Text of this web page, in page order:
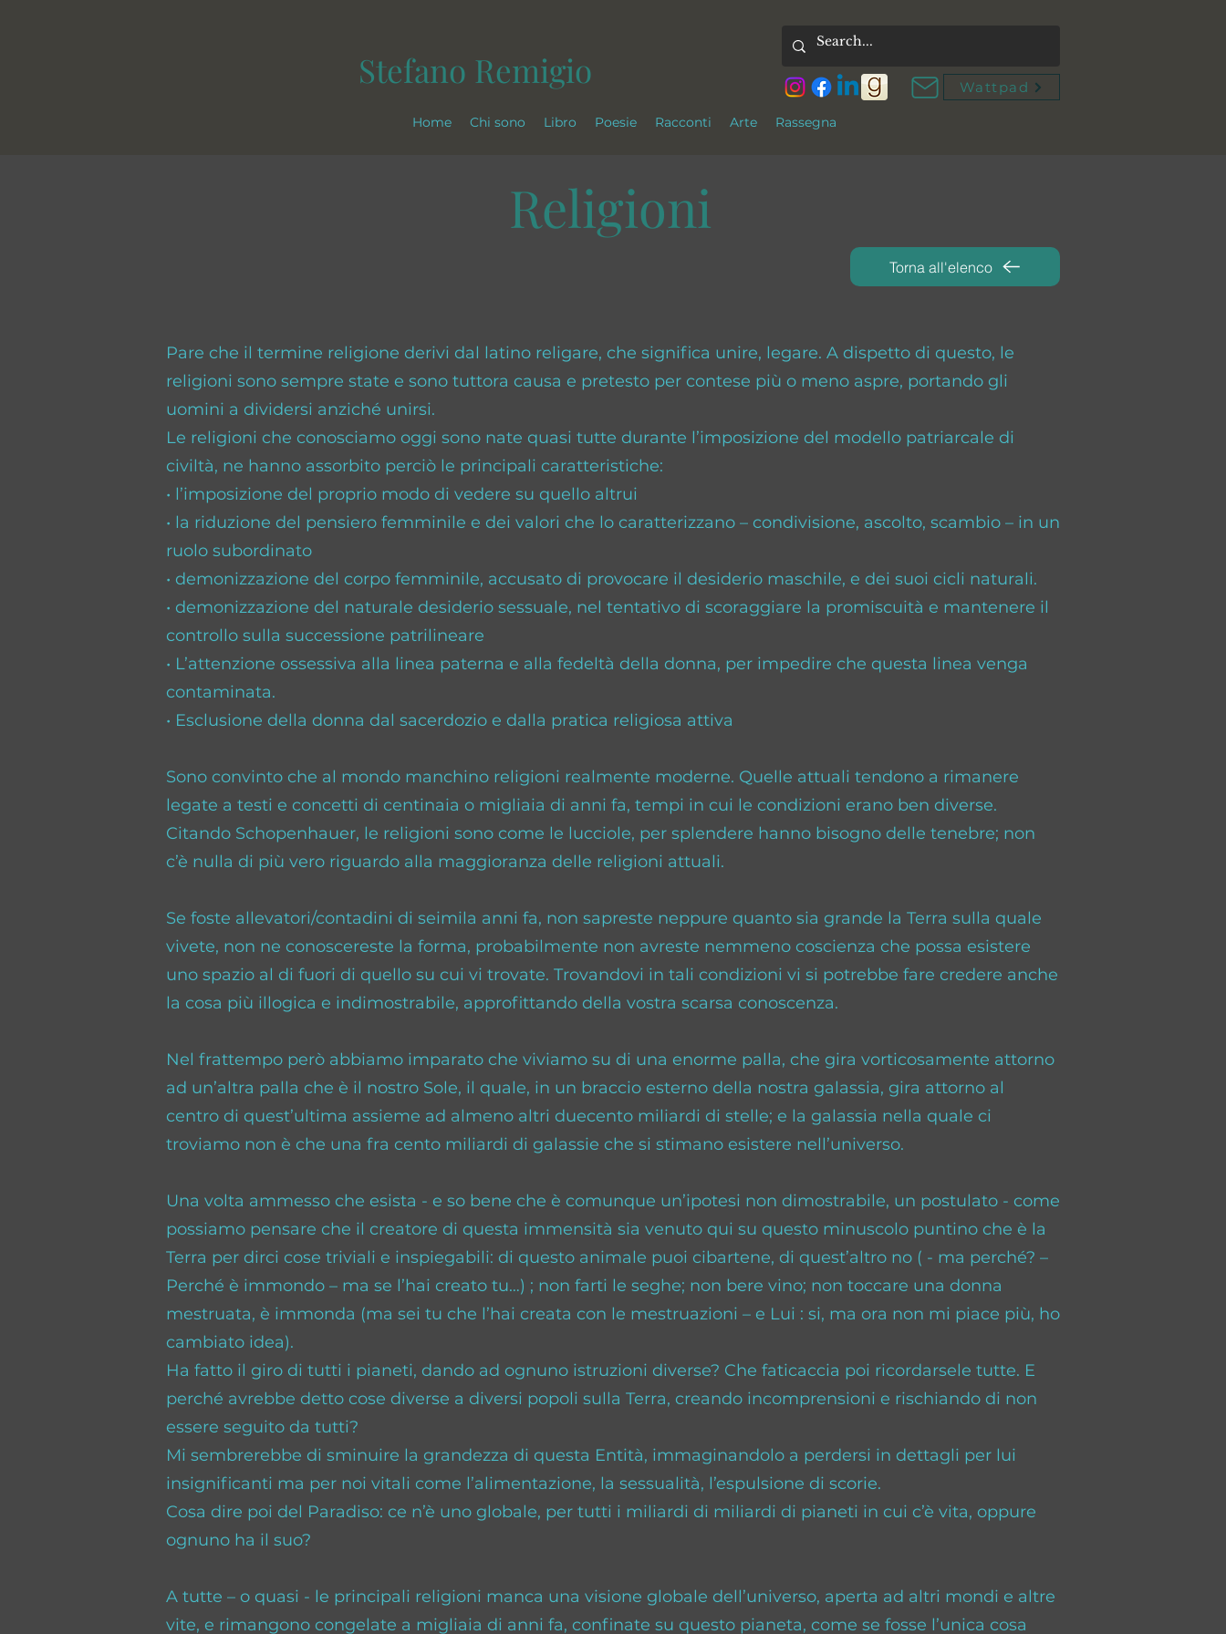
Stefano Remigio Wattpad
Home Chi sono Libro Poesie Racconti Arte Rassegna
Religioni
Torna all'elenco
Pare che il termine religione derivi dal latino religare, che significa unire, legare. A dispetto di questo, le
religioni sono sempre state e sono tuttora causa e pretesto per contese più o meno aspre, portando gli
uomini a dividersi anziché unirsi.
Le religioni che conosciamo oggi sono nate quasi tutte durante l’imposizione del modello patriarcale di
civiltà, ne hanno assorbito perciò le principali caratteristiche:
• l’imposizione del proprio modo di vedere su quello altrui
• la riduzione del pensiero femminile e dei valori che lo caratterizzano – condivisione, ascolto, scambio – in un
ruolo subordinato
• demonizzazione del corpo femminile, accusato di provocare il desiderio maschile, e dei suoi cicli naturali.
• demonizzazione del naturale desiderio sessuale, nel tentativo di scoraggiare la promiscuità e mantenere il
controllo sulla successione patrilineare
• L’attenzione ossessiva alla linea paterna e alla fedeltà della donna, per impedire che questa linea venga
contaminata.
• Esclusione della donna dal sacerdozio e dalla pratica religiosa attiva
Sono convinto che al mondo manchino religioni realmente moderne. Quelle attuali tendono a rimanere
legate a testi e concetti di centinaia o migliaia di anni fa, tempi in cui le condizioni erano ben diverse.
Citando Schopenhauer, le religioni sono come le lucciole, per splendere hanno bisogno delle tenebre; non
c’è nulla di più vero riguardo alla maggioranza delle religioni attuali.
Se foste allevatori/contadini di seimila anni fa, non sapreste neppure quanto sia grande la Terra sulla quale
vivete, non ne conoscereste la forma, probabilmente non avreste nemmeno coscienza che possa esistere
uno spazio al di fuori di quello su cui vi trovate. Trovandovi in tali condizioni vi si potrebbe fare credere anche
la cosa più illogica e indimostrabile, approfittando della vostra scarsa conoscenza.
Nel frattempo però abbiamo imparato che viviamo su di una enorme palla, che gira vorticosamente attorno
ad un’altra palla che è il nostro Sole, il quale, in un braccio esterno della nostra galassia, gira attorno al
centro di quest’ultima assieme ad almeno altri duecento miliardi di stelle; e la galassia nella quale ci
troviamo non è che una fra cento miliardi di galassie che si stimano esistere nell’universo.
Una volta ammesso che esista - e so bene che è comunque un’ipotesi non dimostrabile, un postulato - come
possiamo pensare che il creatore di questa immensità sia venuto qui su questo minuscolo puntino che è la
Terra per dirci cose triviali e inspiegabili: di questo animale puoi cibartene, di quest’altro no ( - ma perché? –
Perché è immondo – ma se l’hai creato tu…) ; non farti le seghe; non bere vino; non toccare una donna
mestruata, è immonda (ma sei tu che l’hai creata con le mestruazioni – e Lui : si, ma ora non mi piace più, ho
cambiato idea).
Ha fatto il giro di tutti i pianeti, dando ad ognuno istruzioni diverse? Che faticaccia poi ricordarsele tutte. E
perché avrebbe detto cose diverse a diversi popoli sulla Terra, creando incomprensioni e rischiando di non
essere seguito da tutti?
Mi sembrerebbe di sminuire la grandezza di questa Entità, immaginandolo a perdersi in dettagli per lui
insignificanti ma per noi vitali come l’alimentazione, la sessualità, l’espulsione di scorie.
Cosa dire poi del Paradiso: ce n’è uno globale, per tutti i miliardi di miliardi di pianeti in cui c’è vita, oppure
ognuno ha il suo?
A tutte – o quasi - le principali religioni manca una visione globale dell’universo, aperta ad altri mondi e altre
vite, e rimangono congelate a migliaia di anni fa, confinate su questo pianeta, come se fosse l’unica cosa